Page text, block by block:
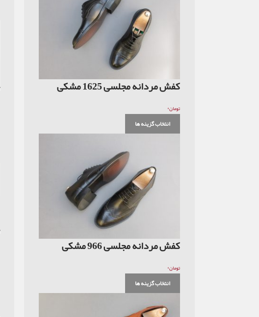
کفش مردانه مجلسی 1625 مشکی
تومان۰
انتخاب گزینه ها
کفش مردانه مجلسی 966 مشکی
تومان۰
انتخاب گزینه ها